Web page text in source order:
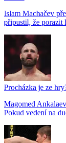
Islam Machačev
připustil, že porazit
Procházka je ze
Magomed
Pokud vedení na